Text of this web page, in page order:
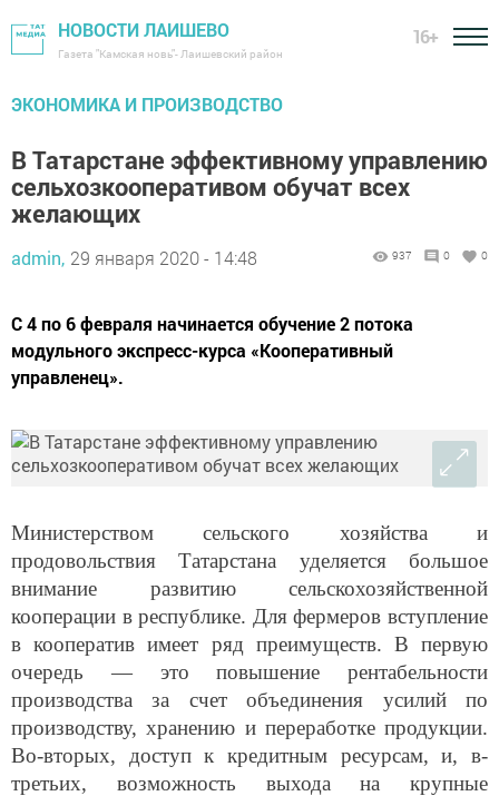
НОВОСТИ ЛАИШЕВО
Газета "Камская новь"- Лаишевский район
16+
ЭКОНОМИКА И ПРОИЗВОДСТВО
В Татарстане эффективному управлению
сельхозкооперативом обучат всех
желающих
admin, 29 января 2020 - 14:48 937 0 0
С 4 по 6 февраля начинается обучение 2 потока
модульного экспресс-курса «Кооперативный
управленец».
Министерством сельского хозяйства и
продовольствия Татарстана уделяется большое
внимание развитию сельскохозяйственной
кооперации в республике. Для фермеров вступление
в кооператив имеет ряд преимуществ. В первую
очередь — это повышение рентабельности
производства за счет объединения усилий по
производству, хранению и переработке продукции.
Во-вторых, доступ к кредитным ресурсам, и, в-
третьих, возможность выхода на крупные